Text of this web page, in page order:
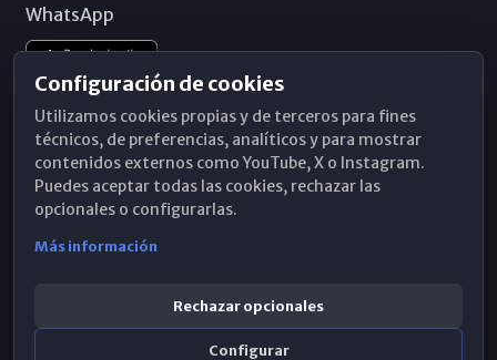
WhatsApp
Configuración de cookies
Utilizamos cookies propias y de terceros para fines
técnicos, de preferencias, analíticos y para mostrar
contenidos externos como YouTube, X o Instagram.
Puedes aceptar todas las cookies, rechazar las
opcionales o configurarlas.
Más información
Rechazar opcionales
Configurar